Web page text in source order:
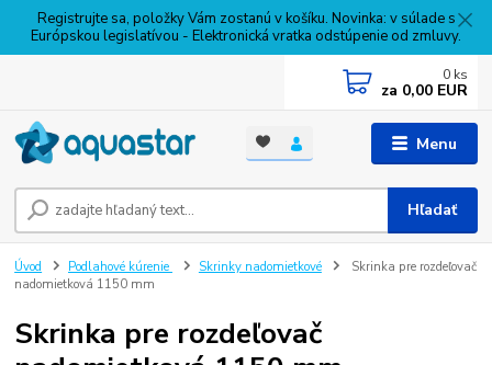
Registrujte sa, položky Vám zostanú v košíku. Novinka: v súlade s
Európskou legislatívou - Elektronická vratka odstúpenie od zmluvy.
Menu
Hľadať
0 ks
za 0,00 EUR
Úvod Podlahové kúrenie Skrinky nadomietkové
Skrinka pre rozdeľovač
nadomietková 1150 mm
Skrinka pre rozdeľovač